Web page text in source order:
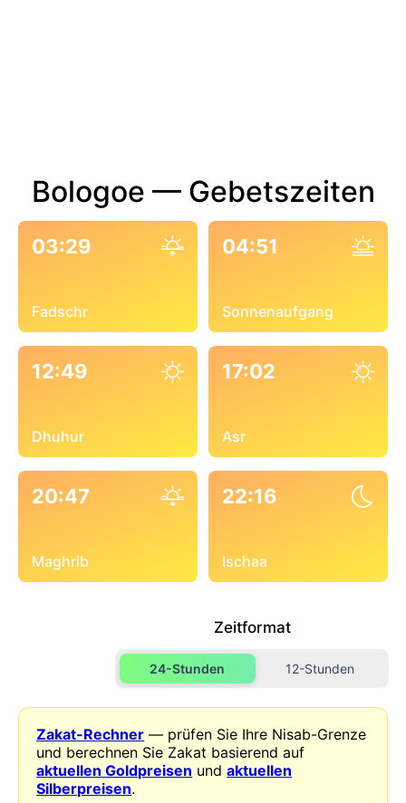
Bologoe — Gebetszeiten
03:29
Fadschr
04:51
Sonnenaufgang
12:49
Dhuhur
17:02
Asr
20:47
Maghrib
22:16
Ischaa
Zeitformat
24-Stunden 12-Stunden
Zakat-Rechner — prüfen Sie Ihre Nisab-Grenze
und berechnen Sie Zakat basierend auf
aktuellen Goldpreisen undaktuellen
Silberpreisen.